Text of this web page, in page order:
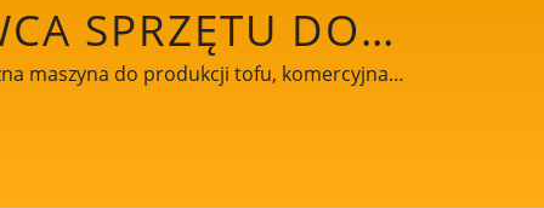
SPRZĘTU DO
| YUNG SOON
maszyna do produkcji tofu, komercyjna
do żywności sojowej, maszyna do mięsa
do tofu na sprzedaż, producent